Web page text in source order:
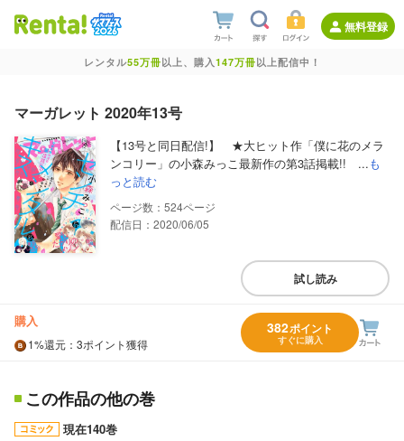
無料登録
レンタル55万冊以上、購入147万冊以上配信中！
マーガレット 2020年13号
【13号と同日配信!】 ★大ヒット作「僕に花のメラ
ンコリー」の小森みっこ最新作の第3話掲載!! ...も
っと読む
524
配信日：2020/06/05
試し読み
購入
1%還元 ：3ポイント獲得
382ポイント
すぐに購入
この作品の他の巻
現在140巻